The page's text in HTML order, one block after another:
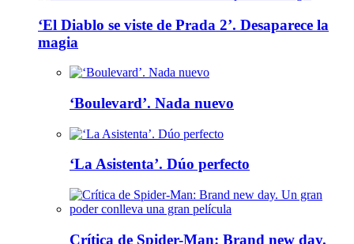
‘El Diablo se viste de Prada 2’. Desaparece la
magia
‘Boulevard’. Nada nuevo
‘La Asistenta’. Dúo perfecto
Crítica de Spider-Man: Brand new day.